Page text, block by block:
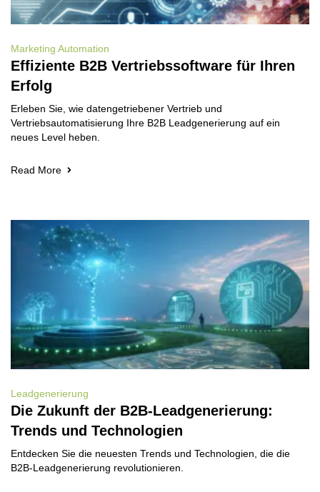
Marketing Automation
Effiziente B2B Vertriebssoftware für Ihren
Erfolg
Erleben Sie, wie datengetriebener Vertrieb und
Vertriebsautomatisierung Ihre B2B Leadgenerierung auf ein
neues Level heben.
Read More
Leadgenerierung
Die Zukunft der B2B-Leadgenerierung:
Trends und Technologien
Entdecken Sie die neuesten Trends und Technologien, die die
B2B-Leadgenerierung revolutionieren.